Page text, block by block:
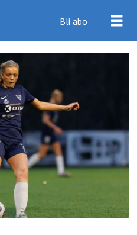
Bli abo